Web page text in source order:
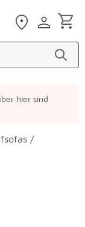
hier sind
/